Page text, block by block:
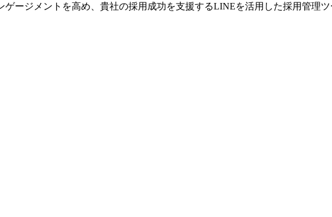
ージメントを高め、貴社の採用成功を支援するLINEを活用した採用管理ツ